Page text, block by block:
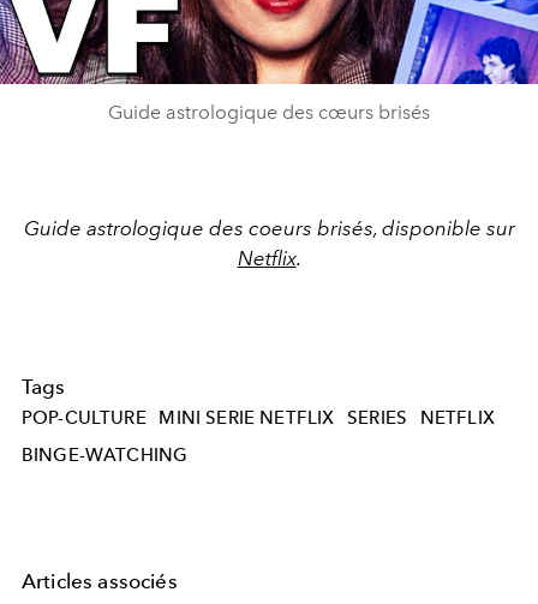
Video
Guide astrologique des cœurs brisés
Guide astrologique des coeurs brisés, disponible sur
Netflix.
Tags
POP-CULTURE MINI SERIE NETFLIX SERIES
NETFLIX
BINGE-WATCHING
Articles associés